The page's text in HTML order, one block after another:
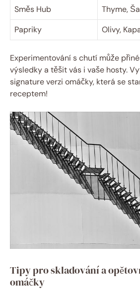
Směs Hub
Thyme,
Papriky
Olivy,
Experimentování s chutí může
výsledky a těšit vás i vaše hosty.
signature verzi omáčky, která se
receptem!
Tipy pro skladování a
omáčky